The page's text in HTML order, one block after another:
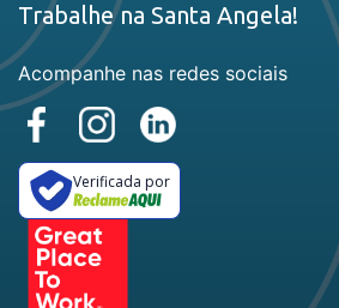
Trabalhe na Santa Angela!
Acompanhe nas redes sociais
Verificada por